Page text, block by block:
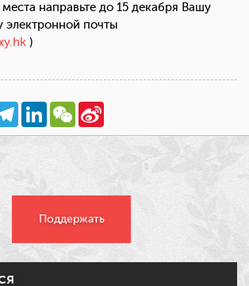
направьте до 15 декабря Вашу
электронной почты
)
TelegramLinkedInWeChat
Поддержать